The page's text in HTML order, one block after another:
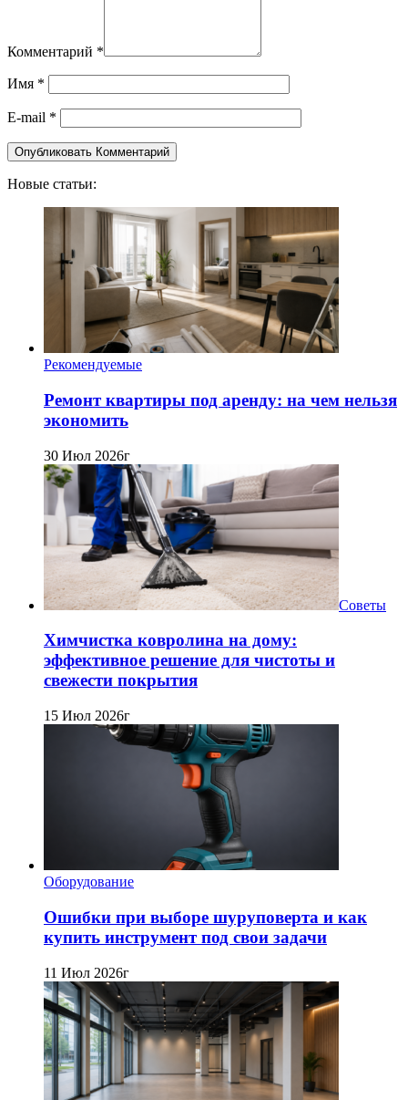
Комментарий *
Имя *
E-mail *
Новые статьи:
Рекомендуемые
Ремонт квартиры под аренду: на чем нельзя
экономить
30 Июл 2026г
Советы
Химчистка ковролина на дому:
эффективное решение для чистоты и
свежести покрытия
15 Июл 2026г
Оборудование
Ошибки при выборе шуруповерта и как
купить инструмент под свои задачи
11 Июл 2026г